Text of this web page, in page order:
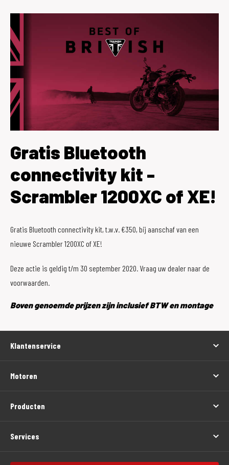
Gratis Bluetooth
connectivity kit -
Scrambler 1200XC of XE!
Gratis Bluetooth connectivity kit, t.w.v. €350, bij aanschaf van een
nieuwe Scrambler 1200XC of XE!
Deze actie is geldig t/m 30 september 2020. Vraag uw dealer naar de
voorwaarden.
Boven genoemde prijzen zijn inclusief BTW en montage
Klantenservice
Motoren
Producten
Services